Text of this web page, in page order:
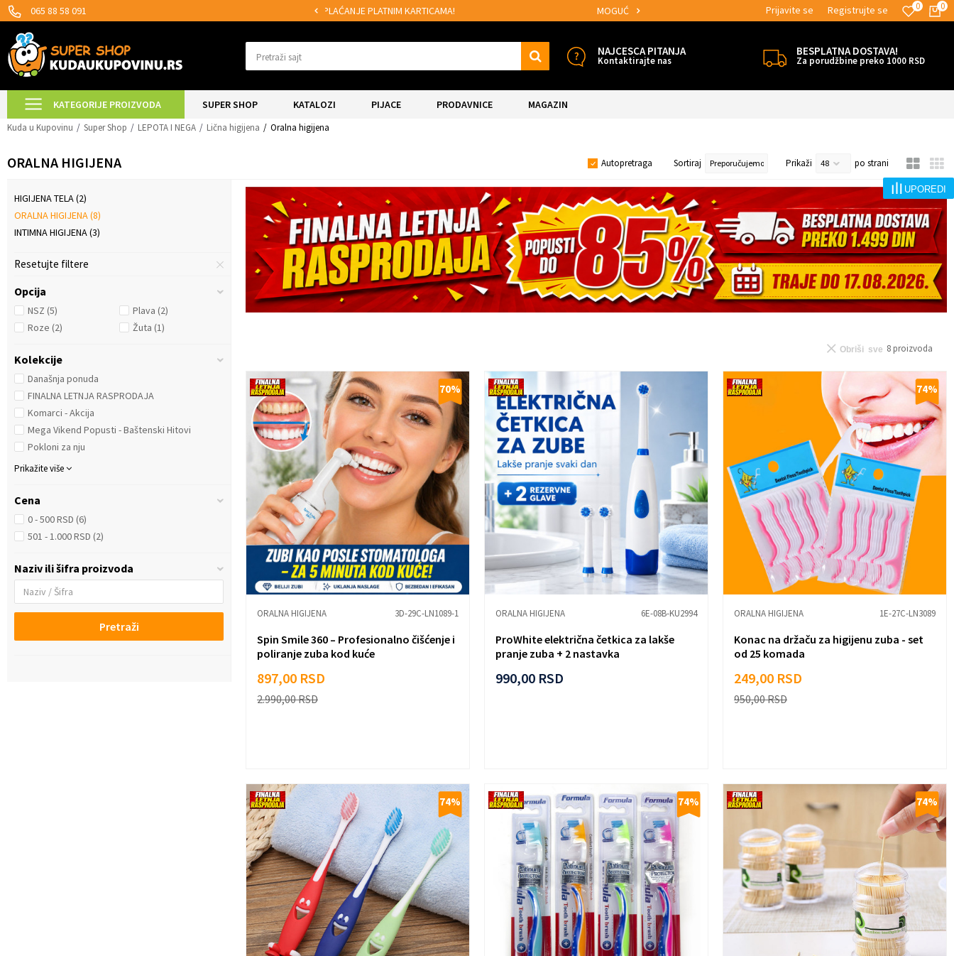
065 88 58 091 MOGUĆNOST BESPLATNE ISPORUKE! MOGUĆNOST ISPORUKE ZA 24H! 0
0
Prijavite se Registrujte se
Pretraži sajt NAJCESCA PITANJA
Kontaktirajte nas
BESPLATNA DOSTAVA!
Za porudžbine preko 1000 RSD
KATEGORIJE PROIZVODA SUPER SHOP KATALOZI PIJACE PRODAVNICE MAGAZIN
UPOREDI
Kuda u Kupovinu Super Shop LEPOTA I NEGA Lična higijena Oralna higijena
ORALNA HIGIJENA Autopretraga Sortiraj Prikaži po strani
HIGIJENA TELA(2)
ORALNA HIGIJENA(8)
INTIMNA HIGIJENA(3)
Resetujte filtere
Opcija
NSZ (5) Plava (2)
Roze (2) Žuta (1)
Kolekcije
Današnja ponuda
FINALNA LETNJA RASPRODAJA
Komarci - Akcija
Mega Vikend Popusti - Baštenski Hitovi
Pokloni za nju
Prikažite više
Cena
0 - 500 RSD (6)
501 - 1.000 RSD (2)
Naziv ili šifra proizvoda
Pretraži
8 proizvoda
Obriši sve
70%
ORALNA HIGIJENA 3D-29C-LN1089-1
Spin Smile 360 – Profesionalno čišćenje i
poliranje zuba kod kuće
897,00 RSD
2.990,00RSD
ORALNA HIGIJENA 6E-08B-KU2994
ProWhite električna četkica za lakše
pranje zuba + 2 nastavka
990,00 RSD
74%
ORALNA HIGIJENA 1E-27C-LN3089
Konac na držaču za higijenu zuba - set
od 25 komada
249,00 RSD
950,00RSD
74% 74% 74%